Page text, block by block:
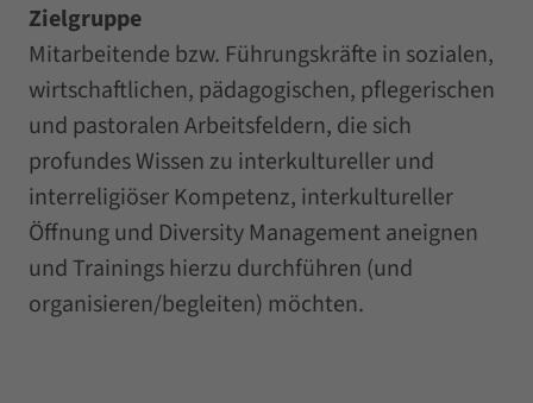
Zielgruppe
Mitarbeitende bzw. Führungskräfte in sozialen,
wirtschaftlichen, pädagogischen, pflegerischen
und pastoralen Arbeitsfeldern, die sich
profundes Wissen zu interkultureller und
interreligiöser Kompetenz, interkultureller
Öffnung und Diversity Management aneignen
und Trainings hierzu durchführen (und
organisieren/begleiten) möchten.